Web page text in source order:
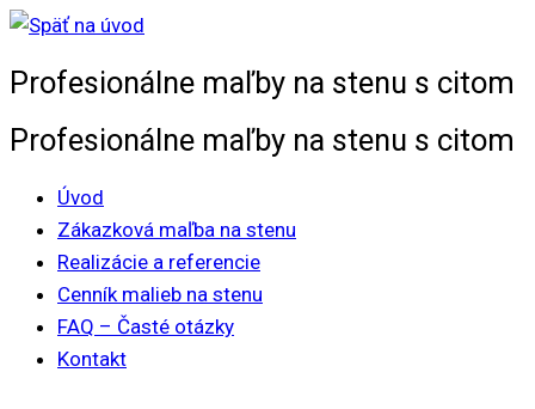
Skip
content
Profesionálne maľby na stenu s citom
Profesionálne maľby na stenu s citom
Úvod
Zákazková maľba na stenu
Realizácie a referencie
Cenník malieb na stenu
FAQ – Časté otázky
Kontakt